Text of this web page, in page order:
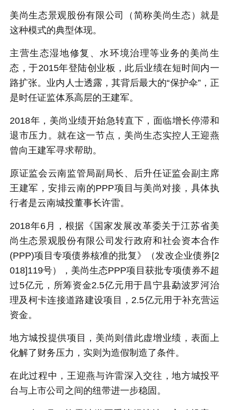
美尚生态景观股份有限公司（简称美尚生态）就是
这种模式的典型体现。
主营生态湿地修复、水环境治理等业务的美尚生
态，于2015年登陆创业板，此后业绩在短时间内一
路扩张。业内人士透露，其背后最大的“保护伞”，正
是时任证监体系高层的王建军。
2018年，美尚业绩开始急转直下，面临增长停滞和
退市压力。就在这一节点，美尚生态实控人王迎燕
曾向王建军寻求帮助。
原证监会云南监管局副局长、后升任证监会副主席
王建军，安排云南的PPP项目与美尚对接，具体执
行者是云南城投董事长许雷。
2018年6月，根据《国家发展改革委关于江苏省美
尚生态景观股份有限公司发行政府和社会资本合作
(PPP)项目专项债券核准的批复》（发改企业债券[2
018]119号），美尚生态PPP项目获批专项债券不超
过5亿元，所筹资金2.5亿元用于昌宁县勐波罗河治
理及柯卡连接道路建设项目，2.5亿元用于补充营运
资金。
地方城投提供项目，美尚则借此虚增业绩，表面上
化解了财务压力，实则为造假制造了条件。
在此过程中，王迎燕与许雷深入交往，地方城投平
台与上市公司之间的纽带进一步稳固。